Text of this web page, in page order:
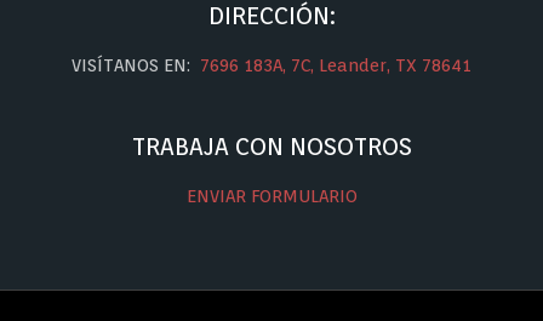
DIRECCIÓN:
VISÍTANOS EN: 7696 183A, 7C, Leander, TX 78641
TRABAJA CON NOSOTROS
ENVIAR FORMULARIO